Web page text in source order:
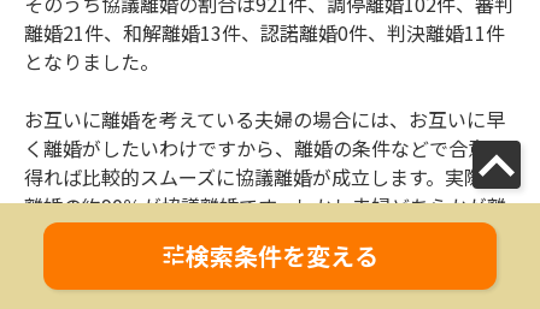
離婚21件、和解離婚13件、認諾離婚0件、判決離婚11件
となりました。
お互いに離婚を考えている夫婦の場合には、お互いに早
く離婚がしたいわけですから、離婚の条件などで合意を
得れば比較的スムーズに協議離婚が成立します。実際に
離婚の約90％が協議離婚です。しかし夫婦どちらかが離
婚を拒否しているといった場合、またお互いに離婚を望
んでいても「親権を行う子の存在」「国際結婚」などそ
の置かれている状況によってはお互いの合意を得るのが
検索条件を変える